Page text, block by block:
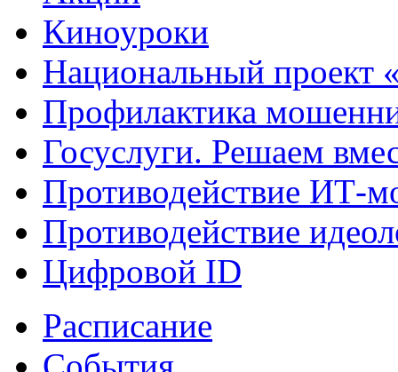
Киноуроки
Национальный проект
Профилактика
Госуслуги. Решаем
Противодействие ИТ-
Противодействие
Цифровой ID
Расписание